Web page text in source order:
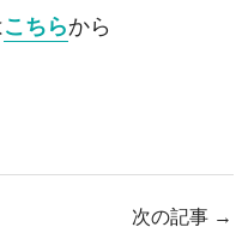
こちらから
次の記事 →